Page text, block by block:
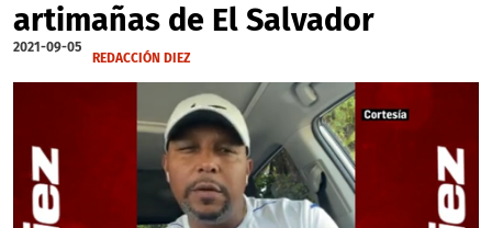
artimañas de El Salvador
2021-09-05
REDACCIÓN DIEZ